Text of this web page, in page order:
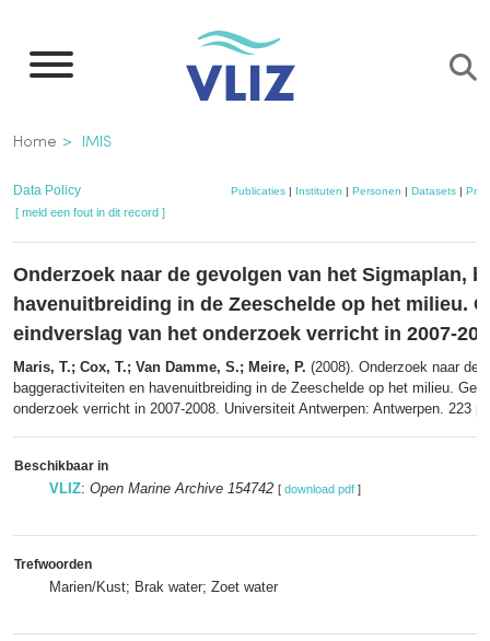
naar
inhoud
gaan
Kruimelpad
Home IMIS
Data Policy Publicaties| Instituten | Personen | Datasets|
[ meld een fout in dit record ]
Onderzoek naar de gevolgen van het Sigmaplan,
havenuitbreiding in de Zeeschelde op het milieu.
eindverslag van het onderzoek verricht in 2007-
Maris, T.; Cox, T.; Van Damme, S.; Meire, P. (2008). Onderzoek naar de
baggeractiviteiten en havenuitbreiding in de Zeeschelde op het milieu.
onderzoek verricht in 2007-2008. Universiteit Antwerpen: Antwerpen. 223
Beschikbaar in
VLIZ: Open Marine Archive 154742 [ download pdf ]
Trefwoorden
Marien/Kust; Brak water; Zoet water